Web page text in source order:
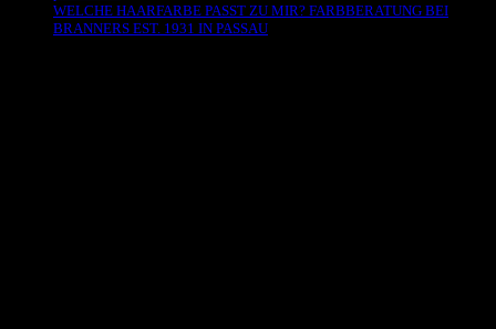
WELCHE HAARFARBE PASST ZU MIR? FARBBERATUNG BEI
BRANNERS EST. 1931 IN PASSAU